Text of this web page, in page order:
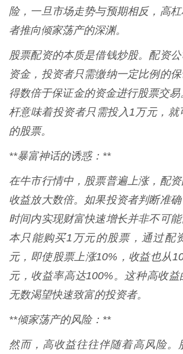
险，一旦市场走势与预期相反，高
者推向倾家荡产的深渊。
股票配资的本质是借钱炒股。配资
资金，投资者只需缴纳一定比例的
得数倍于保证金的资金进行股票交
杆意味着投资者只需投入1万元，就
的股票。
**暴富神话的诱惑：**
在牛市行情中，股票普遍上涨，配
收益放大数倍。如果投资者判断准
时间内实现财富快速增长并非不可
本只能购买1万元的股票，通过配
元，即使股票上涨10%，收益也从
元，收益率高达100%。这种高收
无数渴望快速致富的投资者。
**倾家荡产的风险：**
然而，高收益往往伴随着高风险。